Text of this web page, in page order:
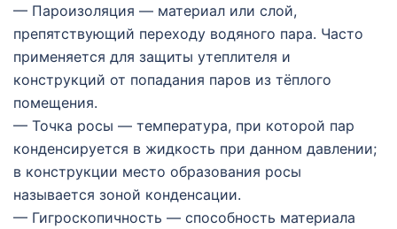
— Пароизоляция — материал или слой,
препятствующий переходу водяного пара. Часто
применяется для защиты утеплителя и
конструкций от попадания паров из тёплого
помещения.
— Точка росы — температура, при которой пар
конденсируется в жидкость при данном давлении;
в конструкции место образования росы
называется зоной конденсации.
— Гигроскопичность — способность материала